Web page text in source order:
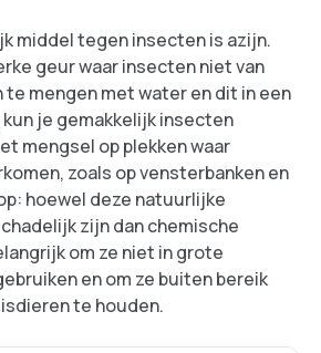
middel tegen insecten is azijn.
geur waar insecten niet van
te mengen met water en dit in een
je gemakkelijk insecten
mengsel op plekken waar
zoals op vensterbanken en
hoewel deze natuurlijke
zijn dan chemische
om ze niet in grote
en om ze buiten bereik
te houden.